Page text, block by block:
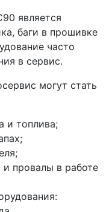
является
баги в прошивке
часто
в сервис.
могут стать
и топлива;
провалы в работе